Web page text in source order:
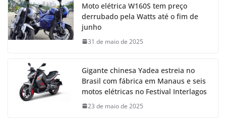
Moto elétrica W160S tem preço
derrubado pela Watts até o fim de
junho
31 de maio de 2025
Gigante chinesa Yadea estreia no
Brasil com fábrica em Manaus e seis
motos elétricas no Festival Interlagos
23 de maio de 2025